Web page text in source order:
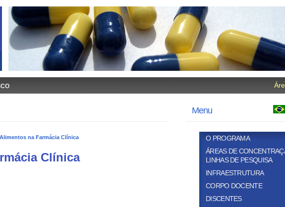
na Farmácia Clínica
Clínica
Menu
O PROGRAMA
ÁREAS DE
LINHAS DE PESQUISA
INFRAESTRUTURA
CORPO DOCENTE
DISCENTES